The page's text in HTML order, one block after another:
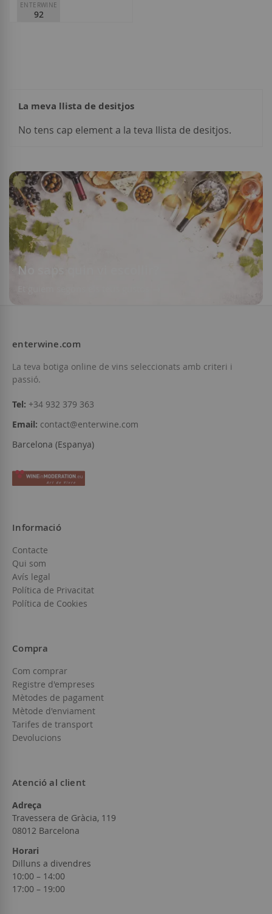
ENTERWINE
92
La meva llista de desitjos
No tens cap element a la teva llista de desitjos.
No saps quin vi escollir?
enterwine.com
La teva botiga online de vins seleccionats amb criteri i
passió.
Tel: +34 932 379 363
Email: contact@enterwine.com
Barcelona (Espanya)
Informació
Contacte
Qui som
Avís legal
Política de Privacitat
Política de Cookies
Compra
Com comprar
Registre d'empreses
Mètodes de pagament
Mètode d'enviament
Tarifes de transport
Devolucions
Atenció al client
Adreça
Travessera de Gràcia, 119
08012 Barcelona
Horari
Dilluns a divendres
10:00 – 14:00
17:00 – 19:00